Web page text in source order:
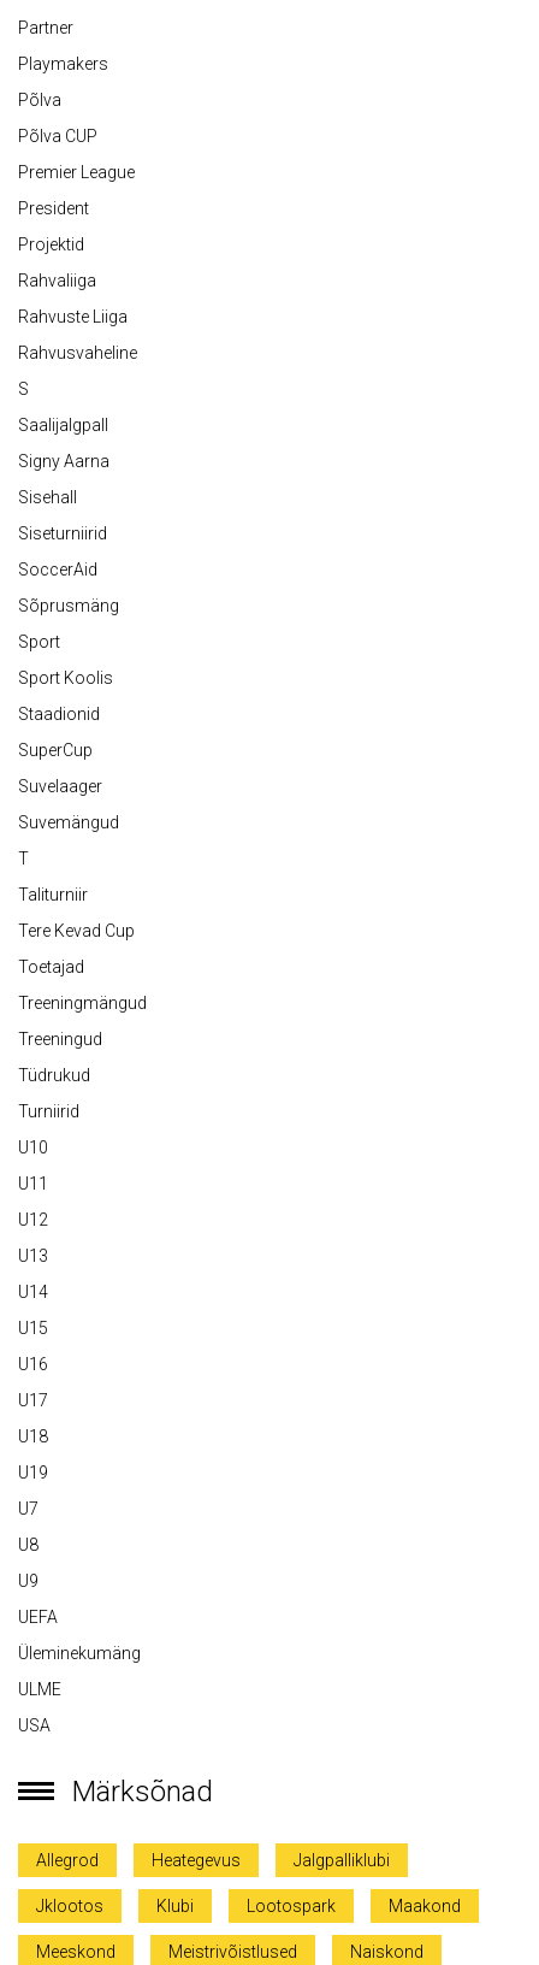
Partner
Playmakers
Põlva
Põlva CUP
Premier League
President
Projektid
Rahvaliiga
Rahvuste Liiga
Rahvusvaheline
S
Saalijalgpall
Signy Aarna
Sisehall
Siseturniirid
SoccerAid
Sõprusmäng
Sport
Sport Koolis
Staadionid
SuperCup
Suvelaager
Suvemängud
T
Taliturniir
Tere Kevad Cup
Toetajad
Treeningmängud
Treeningud
Tüdrukud
Turniirid
U10
U11
U12
U13
U14
U15
U16
U17
U18
U19
U7
U8
U9
UEFA
Üleminekumäng
ULME
USA
Märksõnad
Allegrod Heategevus Jalgpalliklubi
Jklootos Klubi Lootospark Maakond
Meeskond Meistrivõistlused Naiskond